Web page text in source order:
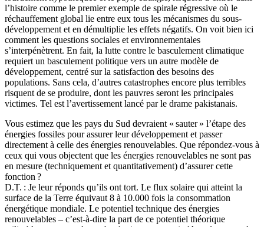
l’histoire comme le premier exemple de spirale régressive où le
réchauffement global lie entre eux tous les mécanismes du sous-
développement et en démultiplie les effets négatifs. On voit bien ici
comment les questions sociales et environnementales
s’interpénètrent. En fait, la lutte contre le basculement climatique
requiert un basculement politique vers un autre modèle de
développement, centré sur la satisfaction des besoins des
populations. Sans cela, d’autres catastrophes encore plus terribles
risquent de se produire, dont les pauvres seront les principales
victimes. Tel est l’avertissement lancé par le drame pakistanais.
Vous estimez que les pays du Sud devraient « sauter » l’étape des
énergies fossiles pour assurer leur développement et passer
directement à celle des énergies renouvelables. Que répondez-vous à
ceux qui vous objectent que les énergies renouvelables ne sont pas
en mesure (techniquement et quantitativement) d’assurer cette
fonction ?
D.T. : Je leur réponds qu’ils ont tort. Le flux solaire qui atteint la
surface de la Terre équivaut 8 à 10.000 fois la consommation
énergétique mondiale. Le potentiel technique des énergies
renouvelables – c’est-à-dire la part de ce potentiel théorique